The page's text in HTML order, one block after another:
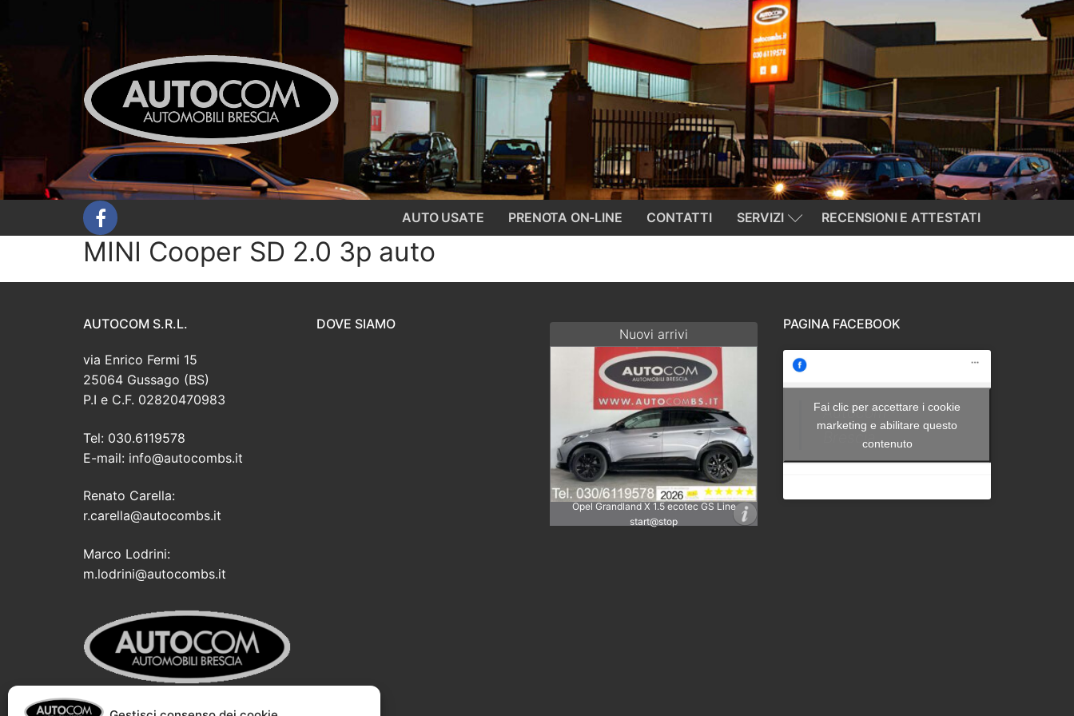
AUTO USATE PRENOTA ON-LINE CONTATTI SERVIZI RECENSIONI E ATTESTATI
MINI Cooper SD 2.0 3p auto
AUTOCOM S.R.L.
via Enrico Fermi 15
25064 Gussago (BS)
P.I e C.F. 02820470983
Tel: 030.6119578
E-mail: info@autocombs.it
Renato Carella:
r.carella@autocombs.it
Marco Lodrini:
m.lodrini@autocombs.it
DOVE SIAMO
Nuovi arrivi
Opel Grandland X 1.5 ecotec GS Line
start@stop
PAGINA FACEBOOK
Autocom -
Brescia
Fai clic per accettare i cookie
marketing e abilitare questo
contenuto